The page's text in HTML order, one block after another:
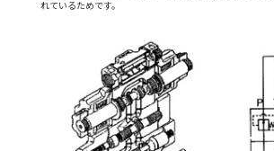
れているためです。